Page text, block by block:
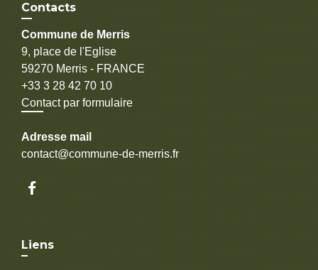
Contacts
Commune de Merris
9, place de l'Eglise
59270 Merris - FRANCE
+33 3 28 42 70 10
Contact par formulaire
Adresse mail
contact@commune-de-merris.fr
Liens